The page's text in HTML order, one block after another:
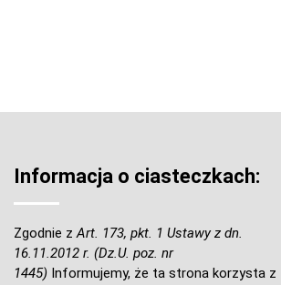
Informacja o ciasteczkach:
Zgodnie zArt. 173, pkt. 1 Ustawy z dn.
16.11.2012 r. (Dz.U. poz. nr
1445) Informujemy, że ta strona korzysta z